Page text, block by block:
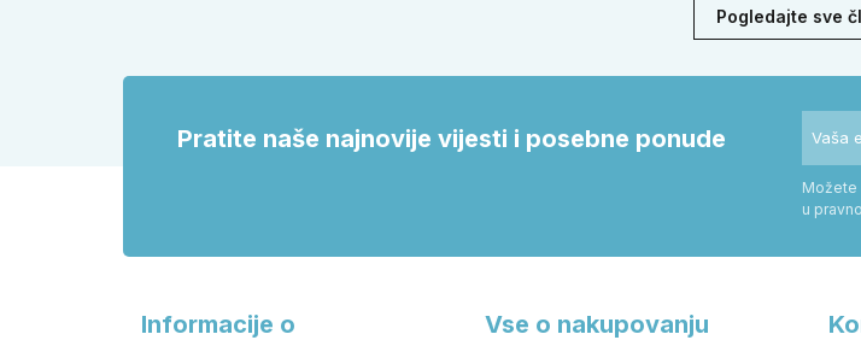
veličinom.
okrugle i kvadratne rozete prema stilu
Pogledajte sve
Pratite naše najnovije vijesti i posebne ponude
Možete
u
Informacije o
Vse o nakupovanju